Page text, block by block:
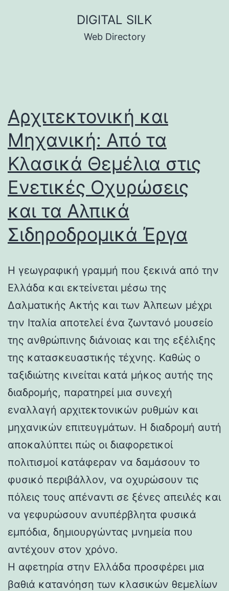
DIGITAL SILK
Web Directory
Αρχιτεκτονική και
Μηχανική: Από τα
Κλασικά Θεμέλια στις
Ενετικές Οχυρώσεις
και τα Αλπικά
Σιδηροδρομικά Έργα
Η γεωγραφική γραμμή που ξεκινά από την
Ελλάδα και εκτείνεται μέσω της
Δαλματικής Ακτής και των Άλπεων μέχρι
την Ιταλία αποτελεί ένα ζωντανό μουσείο
της ανθρώπινης διάνοιας και της εξέλιξης
της κατασκευαστικής τέχνης. Καθώς ο
ταξιδιώτης κινείται κατά μήκος αυτής της
διαδρομής, παρατηρεί μια συνεχή
εναλλαγή αρχιτεκτονικών ρυθμών και
μηχανικών επιτευγμάτων. Η διαδρομή αυτή
αποκαλύπτει πώς οι διαφορετικοί
πολιτισμοί κατάφεραν να δαμάσουν το
φυσικό περιβάλλον, να οχυρώσουν τις
πόλεις τους απέναντι σε ξένες απειλές και
να γεφυρώσουν ανυπέρβλητα φυσικά
εμπόδια, δημιουργώντας μνημεία που
αντέχουν στον χρόνο.
Η αφετηρία στην Ελλάδα προσφέρει μια
βαθιά κατανόηση των κλασικών θεμελίων